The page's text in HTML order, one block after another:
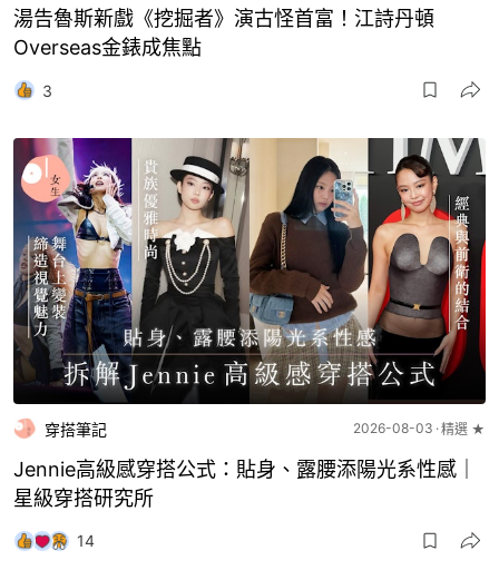
湯告魯斯新戲《挖掘者》演古怪首富！江詩丹頓
Overseas金錶成焦點
3
穿搭筆記 2026-08-03 精選 ★
Jennie高級感穿搭公式：貼身、露腰添陽光系性感｜
星級穿搭研究所
14